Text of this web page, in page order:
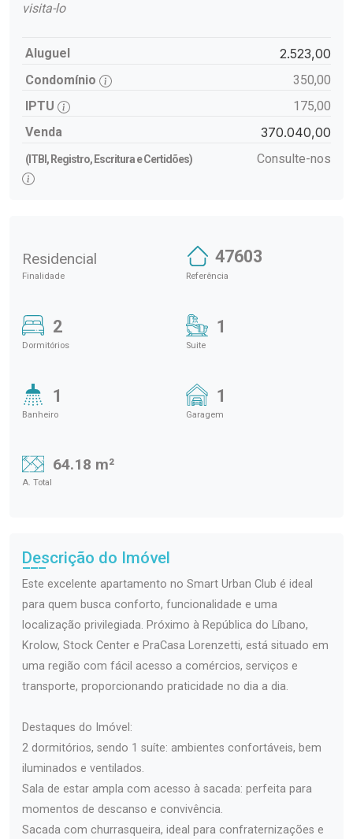
visita-lo
Aluguel 2.523,00
Condomínio
350,00
IPTU
175,00
Venda
370.040,00
(ITBI, Registro, Escritura e Certidões) Consulte-nos
Residencial
Finalidade
47603
Referência
2
Dormitórios
1
Suite
1
Banheiro
1
Garagem
64.18 m²
A. Total
Descrição do Imóvel
Este excelente apartamento no Smart Urban Club é ideal
para quem busca conforto, funcionalidade e uma
localização privilegiada. Próximo à República do Líbano,
Krolow, Stock Center e PraCasa Lorenzetti, está situado em
uma região com fácil acesso a comércios, serviços e
transporte, proporcionando praticidade no dia a dia.
Destaques do Imóvel:
2 dormitórios, sendo 1 suíte: ambientes confortáveis, bem
iluminados e ventilados.
Sala de estar ampla com acesso à sacada: perfeita para
momentos de descanso e convivência.
Sacada com churrasqueira, ideal para confraternizações e